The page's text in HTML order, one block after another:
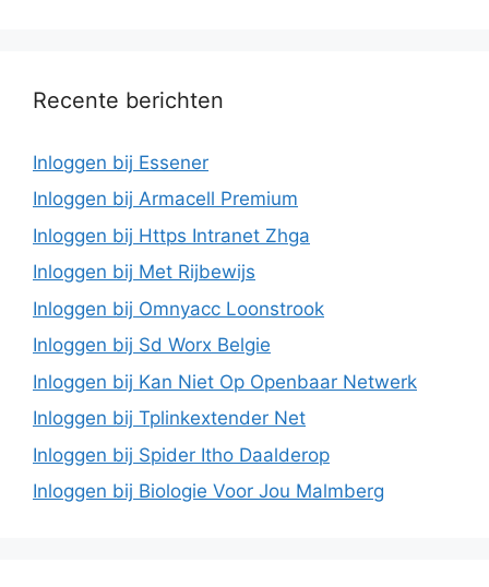
Recente berichten
Inloggen bij Essener
Inloggen bij Armacell Premium
Inloggen bij Https Intranet Zhga
Inloggen bij Met Rijbewijs
Inloggen bij Omnyacc Loonstrook
Inloggen bij Sd Worx Belgie
Inloggen bij Kan Niet Op Openbaar Netwerk
Inloggen bij Tplinkextender Net
Inloggen bij Spider Itho Daalderop
Inloggen bij Biologie Voor Jou Malmberg